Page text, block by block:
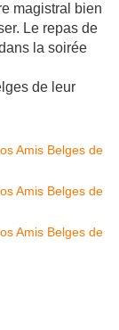
magistral bien
Le repas de
la soirée
de leur